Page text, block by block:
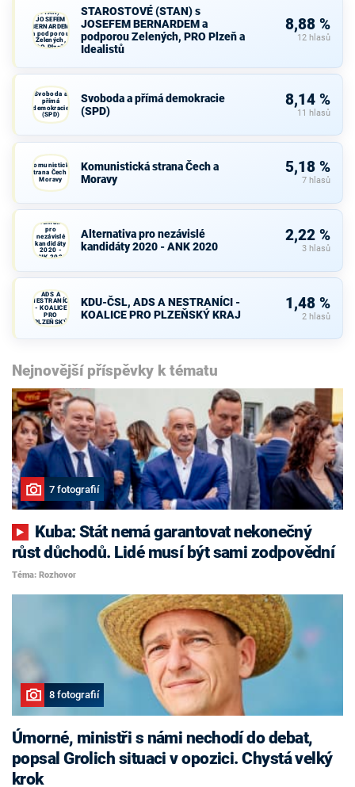
(STAN) s
JOSEFEM
BERNARDEM
a podporou
Zelených,
PRO Plzeň a
STAROSTOVÉ (STAN) s
JOSEFEM BERNARDEM a
podporou Zelených, PRO Plzeň a
Idealistů
8,88 %
12 hlasů
Svoboda a
přímá
demokracie
(SPD)
Svoboda a přímá demokracie
(SPD)
8,14 %
11 hlasů
Komunistická
strana Čech a
Moravy
Komunistická strana Čech a
Moravy
5,18 %
7 hlasů
Alternativa
pro
nezávislé
kandidáty
2020 -
ANK 2020
Alternativa pro nezávislé
kandidáty 2020 - ANK 2020
2,22 %
3 hlasů
ADS A
NESTRANÍCI
- KOALICE
PRO
PLZEŇSKÝ
KRAJ
KDU-ČSL, ADS A NESTRANÍCI -
KOALICE PRO PLZEŇSKÝ KRAJ
1,48 %
2 hlasů
Nejnovější příspěvky k tématu
7 fotografií
růst důchodů. Lidé musí být sami zodpovědní
Téma: Rozhovor
8 fotografií
Úmorné, ministři s námi nechodí do debat,
popsal Grolich situaci v opozici. Chystá velký
krok